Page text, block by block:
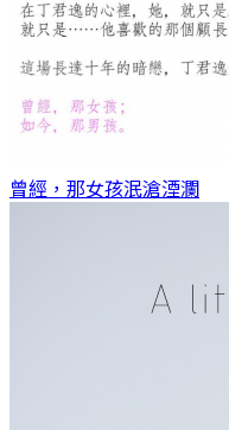
曾經，那女孩泯滄湮瀾